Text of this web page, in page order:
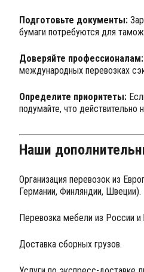
Подготовьте документы:
бумаги потребуются для
Доверяйте профессионалам:
международных перевозках
Определите приоритеты:
подумайте, что действительно
Наши
Организация перевозок из
Германии, Финляндии, Швеции).
Перевозка мебели из России и
Доставка сборных грузов.